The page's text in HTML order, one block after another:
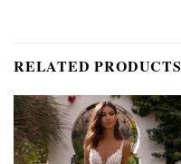
RELATED PRODUCTS